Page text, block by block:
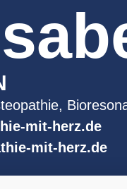
mit-herz.de
mit-herz.de